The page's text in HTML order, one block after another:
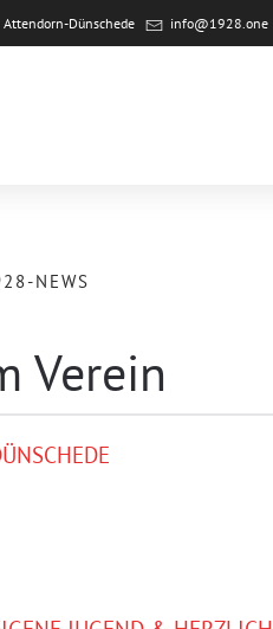
Dünschede info@1928.one
NEWS
Verein